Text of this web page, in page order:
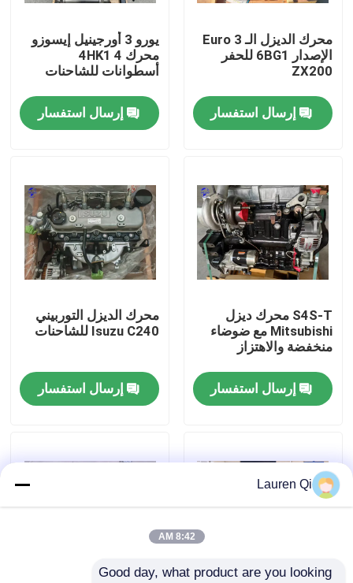
منزل
حول بنا
جولة في المعمل
ضبط الجودة
اتصل بنا
محرك Deutz
محرك الكمون
محرك الديزل الـ Euro 3
الإصدار 6BG1 للحفر
ZX200
إرسال استفسار
يورو 3 أورجينيل إيسوزو
محرك 4HK1 4
أسطوانات للشاحنات
إرسال استفسار
S4S-T محرك ديزل
Mitsubishi مع ضوضاء
منخفضة والاهتزاز
إرسال استفسار
محرك الديزل التوربيني
Isuzu C240 للشاحنات
إرسال استفسار
Lauren Qi
8:42 AM
Good day, what product are you looking